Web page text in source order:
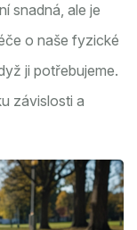
snadná, ale je
o naše fyzické
ji potřebujeme.
závislosti a